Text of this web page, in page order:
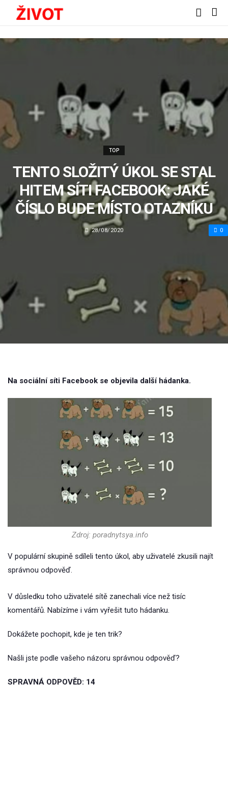
TOP
TENTO SLOŽITÝ ÚKOL SE STAL
HITEM SÍTI FACEBOOK: JAKÉ
ČÍSLO BUDE MÍSTO OTAZNÍKU
28/08/2020 0
Na sociální síti Facebook se objevila další hádanka.
Zdroj: poradnytsya.info
V populární skupině sdíleli tento úkol, aby uživatelé zkusili najít
správnou odpověď.
V důsledku toho uživatelé sítě zanechali více než tisíc
komentářů. Nabízíme i vám vyřešit tuto hádanku.
Dokážete pochopit, kde je ten trik?
Našli jste podle vašeho názoru správnou odpověď?
SPRAVNÁ ODPOVĚD: 14